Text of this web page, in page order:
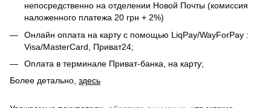
непосредственно на отделении Новой Почты (комиссия
наложенного платежа 20 грн + 2%)
Онлайн оплата на карту с помощью LiqPay/WayForPay :
Visa/MasterCard, Приват24;
Оплата в терминале Приват-банка, на карту;
Более детально, здесь